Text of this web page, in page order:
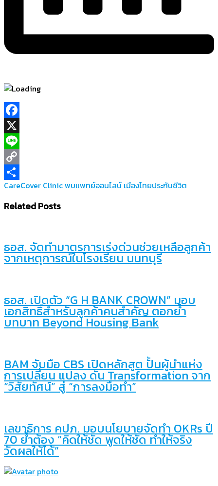
Facebook
X
Line
Copy
Link
Share
CareCover Clinicพบแพทย์ออนไลน์ เมืองไทยประกันชีวิต
Related Posts
ธอส. จัดทำมาตรการเร่งด่วนช่วยเหลือลูกค้า
จากเหตุการณ์ในโรงเรียน นนทบุรี
ธอส. เปิดตัว “G H BANK CROWN” มอบ
เอกสิทธิ์สำหรับลูกค้าคนสำคัญ ตอกย้ำ
บทบาท Beyond Housing Bank
BAM จับมือ CBS เปิดหลักสูต ปั้นผู้นำแห่ง
การเปลี่ยน แปลง ดัน Transformation จาก
“วิสัยทัศน์” สู่ “การลงมือทำ”
เลขาธิการ คปภ. มอบนโยบายจัดทำ OKRs ปี
70 ย้ำต้อง “คิดให้ชัด พูดให้ชัด ทำให้จริง
วัดผลให้ได้”